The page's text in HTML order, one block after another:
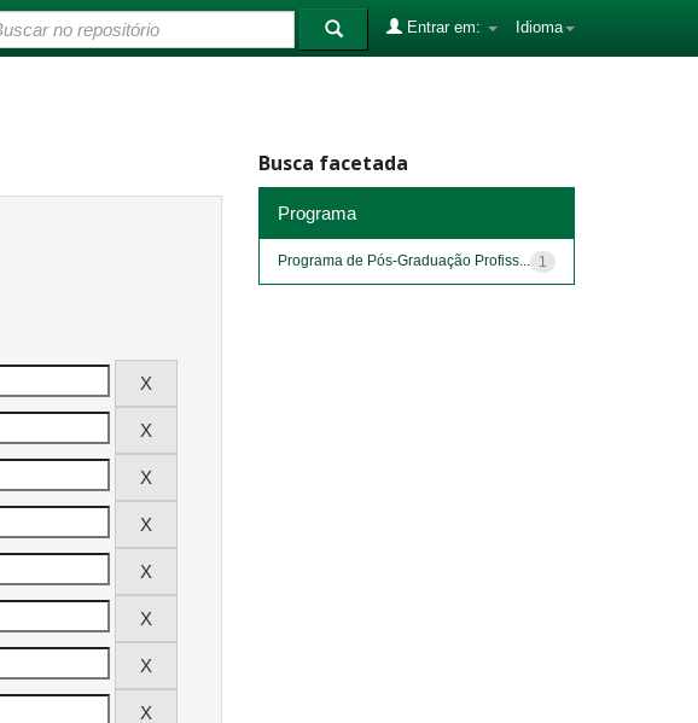
Idioma
Entrar em:
Busca facetada
Programa
1
Programa de Pós-Graduação Profiss...